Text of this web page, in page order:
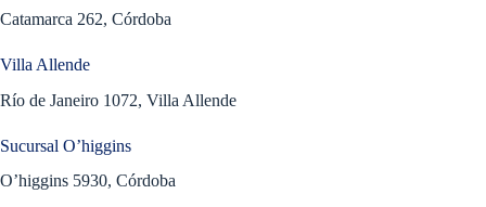
Catamarca 262, Córdoba
Villa Allende
Río de Janeiro 1072, Villa Allende
Sucursal O’higgins
O’higgins 5930, Córdoba